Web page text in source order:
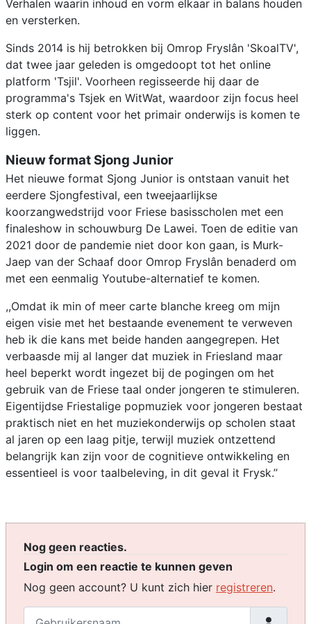
Verhalen waarin inhoud en vorm elkaar in balans houden
en versterken.
Sinds 2014 is hij betrokken bij Omrop Fryslân 'SkoalTV',
dat twee jaar geleden is omgedoopt tot het online
platform 'Tsjil'. Voorheen regisseerde hij daar de
programma's Tsjek en WitWat, waardoor zijn focus heel
sterk op content voor het primair onderwijs is komen te
liggen.
Nieuw format Sjong Junior
Het nieuwe format Sjong Junior is ontstaan vanuit het
eerdere Sjongfestival, een tweejaarlijkse
koorzangwedstrijd voor Friese basisscholen met een
finaleshow in schouwburg De Lawei. Toen de editie van
2021 door de pandemie niet door kon gaan, is Murk-
Jaep van der Schaaf door Omrop Fryslân benaderd om
met een eenmalig Youtube-alternatief te komen.
,,Omdat ik min of meer carte blanche kreeg om mijn
eigen visie met het bestaande evenement te verweven
heb ik die kans met beide handen aangegrepen. Het
verbaasde mij al langer dat muziek in Friesland maar
heel beperkt wordt ingezet bij de pogingen om het
gebruik van de Friese taal onder jongeren te stimuleren.
Eigentijdse Friestalige popmuziek voor jongeren bestaat
praktisch niet en het muziekonderwijs op scholen staat
al jaren op een laag pitje, terwijl muziek ontzettend
belangrijk kan zijn voor de cognitieve ontwikkeling en
essentieel is voor taalbeleving, in dit geval it Frysk.’’
Nog geen reacties.
Login om een reactie te kunnen geven
Nog geen account? U kunt zich hier registreren.